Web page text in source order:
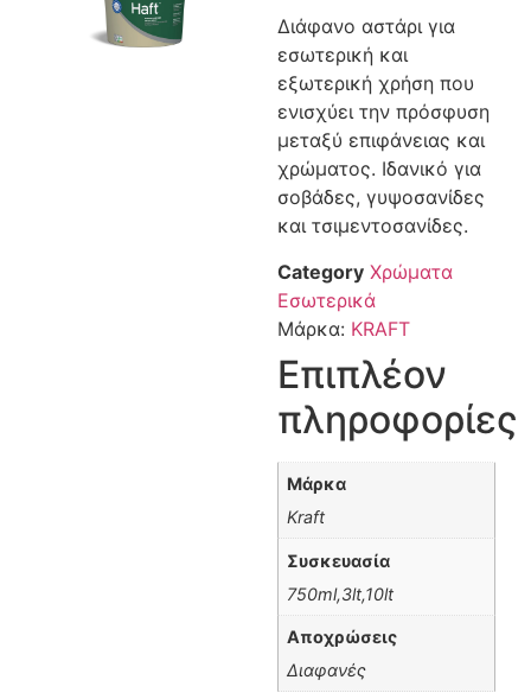
Διάφανο αστάρι για
εσωτερική και
εξωτερική χρήση που
ενισχύει την πρόσφυση
μεταξύ επιφάνειας και
χρώματος. Ιδανικό για
σοβάδες, γυψοσανίδες
και τσιμεντοσανίδες.
Category Χρώματα
Εσωτερικά
Μάρκα: KRAFT
Επιπλέον
πληροφορίες
Μάρκα
Kraft
Συσκευασία
750ml,3lt,10lt
Αποχρώσεις
Διαφανές